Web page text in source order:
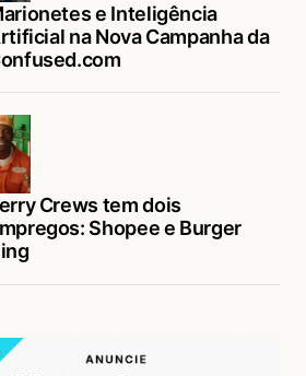
e Inteligência
na Nova Campanha da
Crews tem dois
Shopee e Burger